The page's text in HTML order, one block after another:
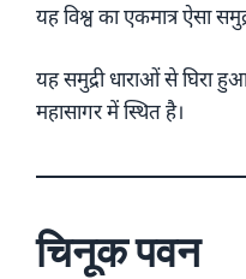
यह विश्व का एकमात्र ऐसा
यह समुद्री धाराओं से घिरा
महासागर में स्थित है।
चिनूक पवन